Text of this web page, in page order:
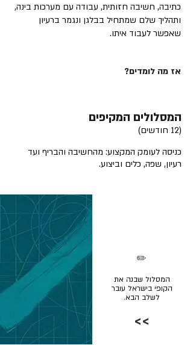
כתיבה, חשיבה חזותית, עבודה עם מערכות בינה,
ותהליך שלם שמתחיל בבלגן ונגמר ברעיון
שאפשר לעבוד איתו.
אז מה לומדים?
המסלולים המקיפים
(12 חודשים)
כניסה לעומק המקצוע: מהחשיבה והבריף ועד
רעיון, שפה, כלים וביצוע.
המסלול שבנה את
הקופי בישראל עובר
לשלב הבא.
✏️
>>